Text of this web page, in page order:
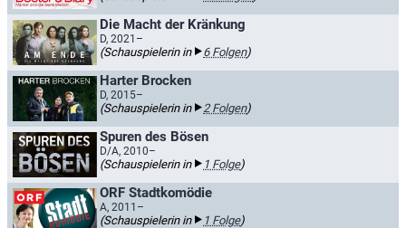
Die Macht der Kränkung
D, 2021–
(Schauspielerin in 6 Folgen)
Harter Brocken
D, 2015–
(Schauspielerin in 2 Folgen)
Spuren des Bösen
D/A, 2010–
(Schauspielerin in 1 Folge)
ORF Stadtkomödie
A, 2011–
(Schauspielerin in 1 Folge)